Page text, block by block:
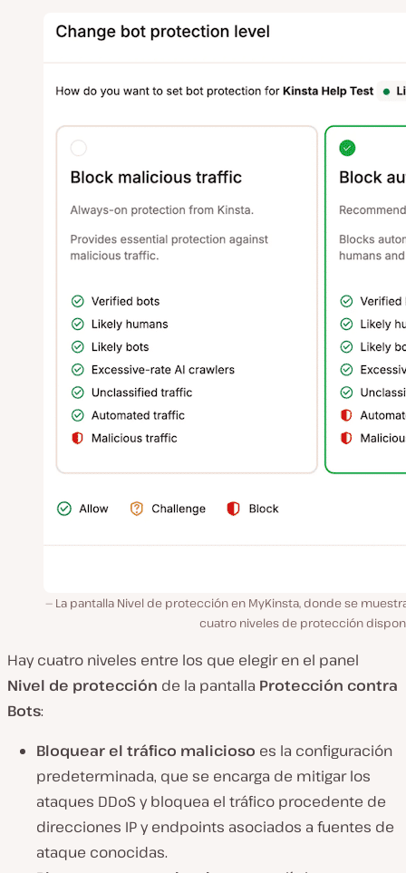
La pantalla Nivel de protección en MyKinsta, donde se
cuatro niveles de protección
Hay cuatro niveles entre los que elegir en el panel
Nivel de protección de la pantalla Protección contra
Bots:
Bloquear el tráfico malicioso es la configuración
predeterminada, que se encarga de mitigar los
ataques DDoS y bloquea el tráfico procedente de
direcciones IP y endpoints asociados a fuentes de
ataque conocidas.